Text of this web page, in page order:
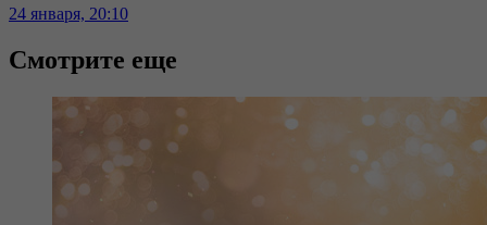
24 января, 20:10
Смотрите еще